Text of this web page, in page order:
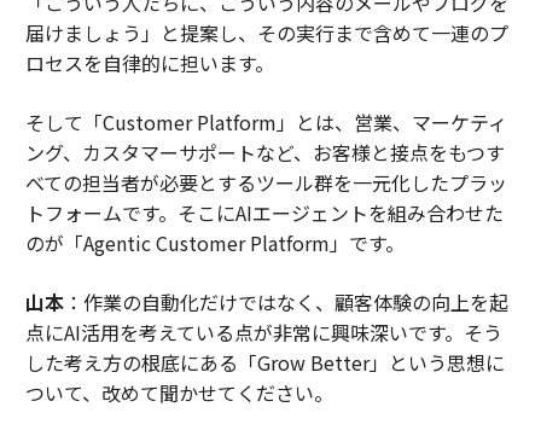
届けましょう」と提案し、その実行まで含めて一連のプ
ロセスを自律的に担います。
そして「Customer Platform」とは、営業、マーケティ
ング、カスタマーサポートなど、お客様と接点をもつす
べての担当者が必要とするツール群を一元化したプラッ
トフォームです。そこにAIエージェントを組み合わせた
のが「Agentic Customer Platform」です。
山本：作業の自動化だけではなく、顧客体験の向上を起
点にAI活用を考えている点が非常に興味深いです。そう
した考え方の根底にある「Grow Better」という思想に
ついて、改めて聞かせてください。